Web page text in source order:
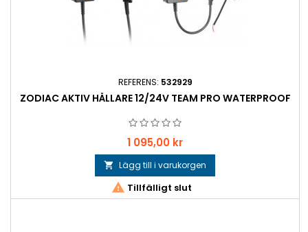
REFERENS: 532929
ZODIAC AKTIV HÅLLARE 12/24V TEAM PRO WATERPROOF
Pris
1 095,00 kr
 Lägg till i varukorgen
 Tillfälligt slut